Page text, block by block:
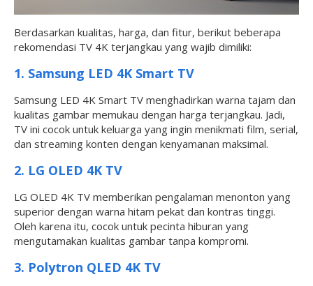
Berdasarkan kualitas, harga, dan fitur, berikut beberapa
rekomendasi TV 4K terjangkau yang wajib dimiliki:
1. Samsung LED 4K Smart TV
Samsung LED 4K Smart TV menghadirkan warna tajam dan
kualitas gambar memukau dengan harga terjangkau. Jadi,
TV ini cocok untuk keluarga yang ingin menikmati film, serial,
dan streaming konten dengan kenyamanan maksimal.
2. LG OLED 4K TV
LG OLED 4K TV memberikan pengalaman menonton yang
superior dengan warna hitam pekat dan kontras tinggi.
Oleh karena itu, cocok untuk pecinta hiburan yang
mengutamakan kualitas gambar tanpa kompromi.
3. Polytron QLED 4K TV